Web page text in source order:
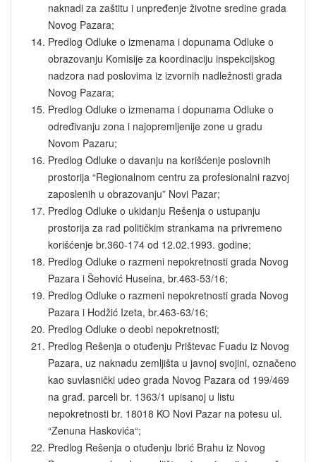
naknadi za zaštitu i unpređenje životne sredine grada
Novog Pazara;
Predlog Odluke o izmenama i dopunama Odluke o
obrazovanju Komisije za koordinaciju inspekcijskog
nadzora nad poslovima iz izvornih nadležnosti grada
Novog Pazara;
Predlog Odluke o izmenama i dopunama Odluke o
određivanju zona i najopremljenije zone u gradu
Novom Pazaru;
Predlog Odluke o davanju na korišćenje poslovnih
prostorija “Regionalnom centru za profesionalni razvoj
zaposlenih u obrazovanju” Novi Pazar;
Predlog Odluke o ukidanju Rešenja o ustupanju
prostorija za rad političkim strankama na privremeno
korišćenje br.360-174 od 12.02.1993. godine;
Predlog Odluke o razmeni nepokretnosti grada Novog
Pazara i Šehović Huseina, br.463-53/16;
Predlog Odluke o razmeni nepokretnosti grada Novog
Pazara i Hodžić Izeta, br.463-63/16;
Predlog Odluke o deobi nepokretnosti;
Predlog Rešenja o otuđenju Prištevac Fuadu iz Novog
Pazara, uz naknadu zemljišta u javnoj svojini, označeno
kao suvlasnički udeo grada Novog Pazara od 199/469
na građ. parceli br. 1363/1 upisanoj u listu
nepokretnosti br. 18018 KO Novi Pazar na potesu ul.
“Zenuna Haskovića“;
Predlog Rešenja o otuđenju Ibrić Brahu iz Novog